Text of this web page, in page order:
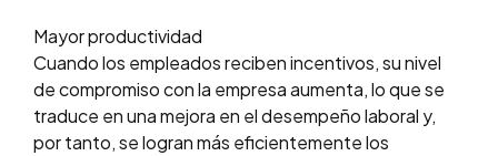
Mayor productividad
Cuando los empleados reciben incentivos, su nivel
de compromiso con la empresa aumenta, lo que se
traduce en una mejora en el desempeño laboral y,
por tanto, se logran más eficientemente los